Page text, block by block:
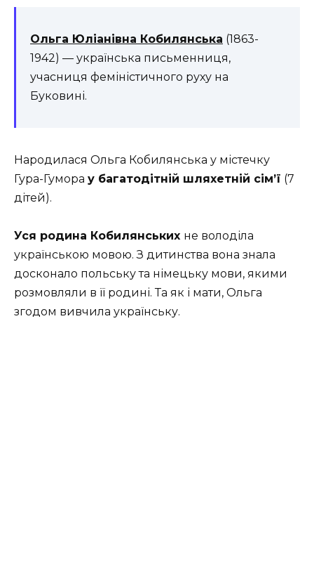
Ольга Юліанівна Кобилянська (1863-
1942) — українська письменниця,
учасниця феміністичного руху на
Буковині.
Народилася Ольга Кобилянська у містечку
Гура-Гумора у багатодітній шляхетній сім’ї (7
дітей).
Уся родина Кобилянських не володіла
українською мовою. З дитинства вона знала
досконало польську та німецьку мови, якими
розмовляли в її родині. Та як і мати, Ольга
згодом вивчила українську.